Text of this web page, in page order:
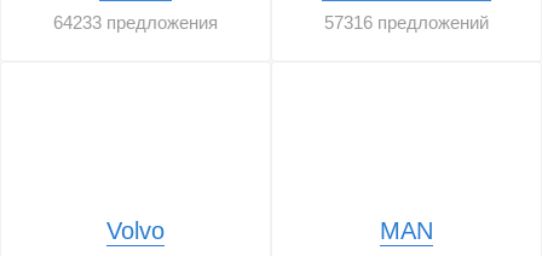
64233 предложения 57316 предложений
Volvo MAN